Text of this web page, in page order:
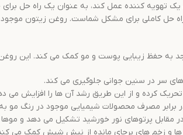
یک تهویه کننده عمل کند، به عنوان یک راه حل
حل کاملی برای مشکل شماست. روغن زیتون موجود
به حفظ زیبایی پوست و مو کمک می کند. این روغن
سر در سنین جوانی جلوگیری می کند.
کرده و از این طریق رشد آن ها را افزایش می
مصرف محصولات شیمیایی موجود در رنگ مو
مقابل پرتوهای نور خورشید تشکیل می دهد و
و زخم های برجای مانده از نیش شپش کمک می کند،